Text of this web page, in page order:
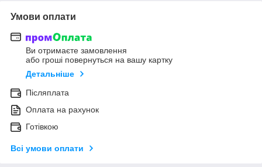
Умови оплати
Ви отримаєте замовлення
або гроші повернуться на вашу картку
Детальніше
Післяплата
Оплата на рахунок
Готівкою
Всі умови оплати